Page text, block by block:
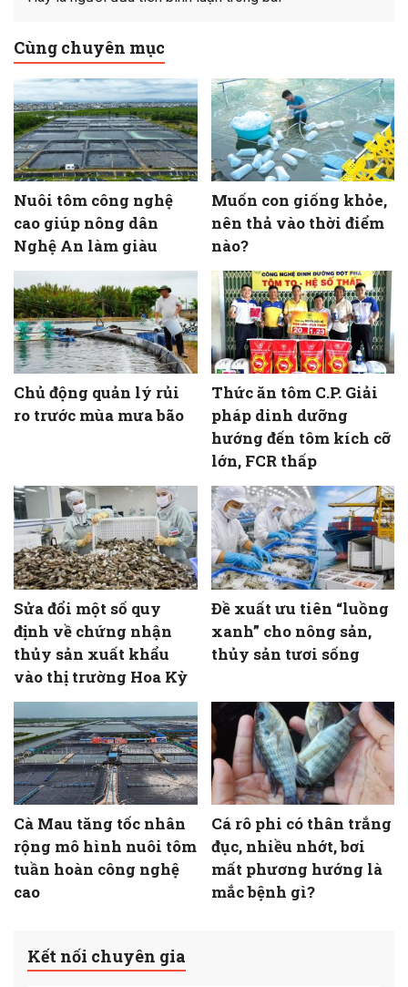
Cùng chuyên mục
Nuôi tôm công nghệ
cao giúp nông dân
Nghệ An làm giàu
Muốn con giống khỏe,
nên thả vào thời điểm
nào?
Chủ động quản lý rủi
ro trước mùa mưa bão
Thức ăn tôm C.P. Giải
pháp dinh dưỡng
hướng đến tôm kích cỡ
lớn, FCR thấp
Sửa đổi một số quy
định về chứng nhận
thủy sản xuất khẩu
vào thị trường Hoa Kỳ
Đề xuất ưu tiên “luồng
xanh” cho nông sản,
thủy sản tươi sống
Cà Mau tăng tốc nhân
rộng mô hình nuôi tôm
tuần hoàn công nghệ
cao
Cá rô phi có thân trắng
đục, nhiều nhớt, bơi
mất phương hướng là
mắc bệnh gì?
Kết nối chuyên gia